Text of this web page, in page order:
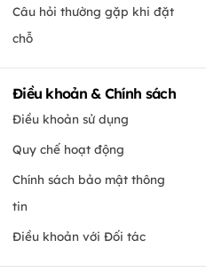
Câu hỏi thường gặp khi đặt
chỗ
Điều khoản & Chính sách
Điều khoản sử dụng
Quy chế hoạt động
Chính sách bảo mật thông
tin
Điều khoản với Đối tác